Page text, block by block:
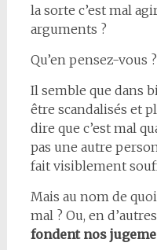
la sorte c’est mal
arguments ?
Qu’en pensez-vous ?
Il semble que dans
être scandalisés et
dire que c’est mal
pas une autre
fait visiblement
Mais au nom de
mal ? Ou, en
fondent nos